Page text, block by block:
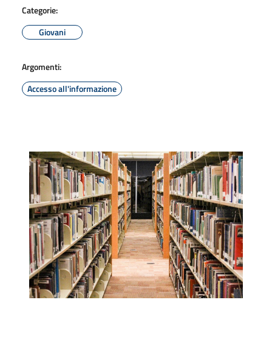
Categorie:
Giovani
Argomenti:
Accesso all'informazione